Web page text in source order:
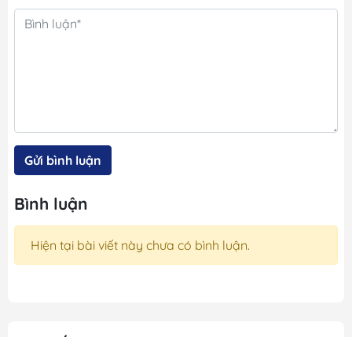
Gửi bình luận
Bình luận
Hiện tại bài viết này chưa có bình luận.